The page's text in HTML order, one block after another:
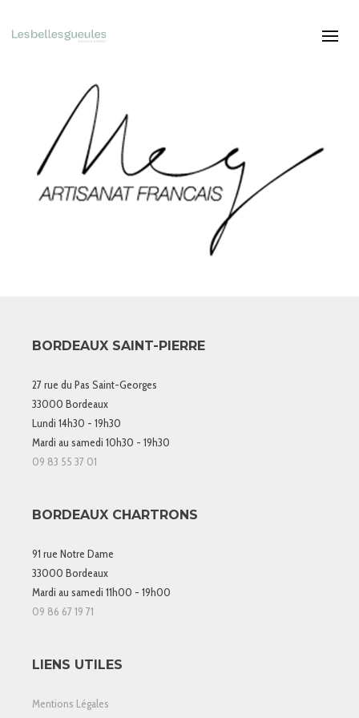
BORDEAUX SAINT-PIERRE
27 rue du Pas Saint-Georges
33000 Bordeaux
Lundi 14h30 - 19h30
Mardi au samedi 10h30 - 19h30
09 83 55 37 01
BORDEAUX CHARTRONS
91 rue Notre Dame
33000 Bordeaux
Mardi au samedi 11h00 - 19h00
09 86 67 19 71
LIENS UTILES
Mentions Légales